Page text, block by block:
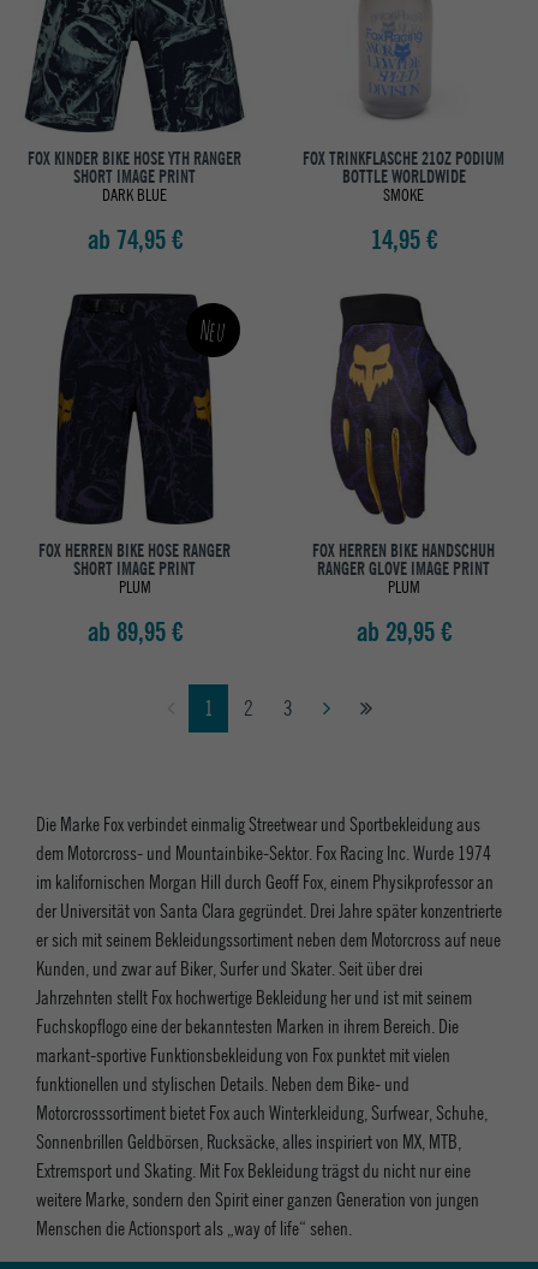
FOX KINDER BIKE HOSE YTH RANGER
SHORT IMAGE PRINT
DARK BLUE
ab 74,95 €
FOX TRINKFLASCHE 21OZ PODIUM
BOTTLE WORLDWIDE
SMOKE
14,95 €
Neu
FOX HERREN BIKE HOSE RANGER
SHORT IMAGE PRINT
PLUM
ab 89,95 €
FOX HERREN BIKE HANDSCHUH
RANGER GLOVE IMAGE PRINT
PLUM
ab 29,95 €
1 2 3
Die Marke Fox verbindet einmalig Streetwear und Sportbekleidung aus
dem Motorcross- und Mountainbike-Sektor. Fox Racing Inc. Wurde 1974
im kalifornischen Morgan Hill durch Geoff Fox, einem Physikprofessor an
der Universität von Santa Clara gegründet. Drei Jahre später konzentrierte
er sich mit seinem Bekleidungssortiment neben dem Motorcross auf neue
Kunden, und zwar auf Biker, Surfer und Skater. Seit über drei
Jahrzehnten stellt Fox hochwertige Bekleidung her und ist mit seinem
Fuchskopflogo eine der bekanntesten Marken in ihrem Bereich. Die
markant-sportive Funktionsbekleidung von Fox punktet mit vielen
funktionellen und stylischen Details. Neben dem Bike- und
Motorcrosssortiment bietet Fox auch Winterkleidung, Surfwear, Schuhe,
Sonnenbrillen Geldbörsen, Rucksäcke, alles inspiriert von MX, MTB,
Extremsport und Skating. Mit Fox Bekleidung trägst du nicht nur eine
weitere Marke, sondern den Spirit einer ganzen Generation von jungen
Menschen die Actionsport als „way of life“ sehen.
Whatsapp Support
Abholung in den Epoxy Stores